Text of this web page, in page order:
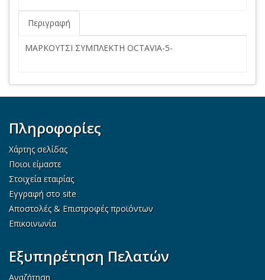
Περιγραφή
ΜΑΡΚΟΥΤΣΙ ΣΥΜΠΛΕΚΤΗ OCTAVIA-5-
Πληροφορίες
Χάρτης σελίδας
Ποιοι είμαστε
Στοιχεία εταιρίας
Εγγραφή στο site
Αποστολές & Επιστροφές προϊόντων
Επικοινωνία
Εξυπηρέτηση Πελατών
Αναζήτηση